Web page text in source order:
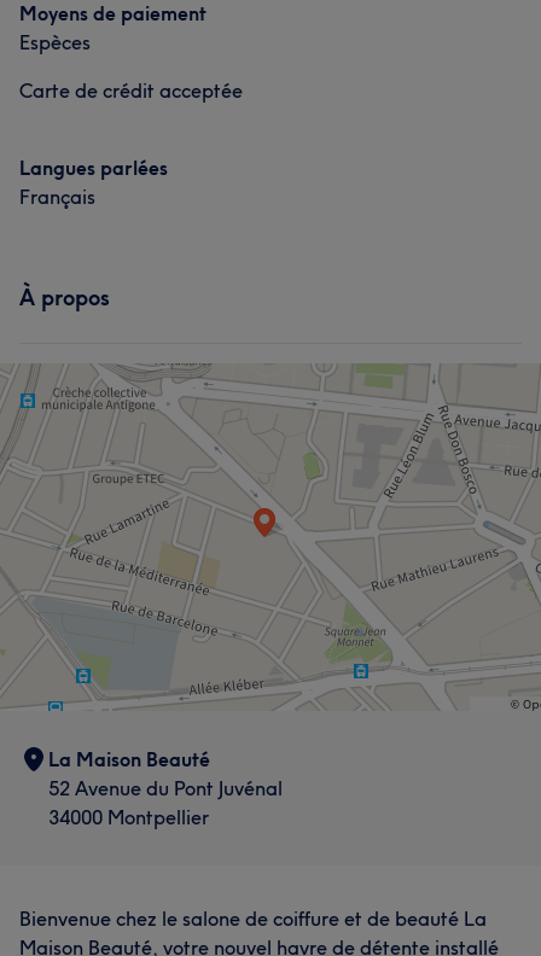
Moyens de paiement
Espèces
Carte de crédit acceptée
Langues parlées
Français
À propos
La Maison Beauté
52 Avenue du Pont Juvénal
34000 Montpellier
Bienvenue chez le salone de coiffure et de beauté La
Maison Beauté, votre nouvel havre de détente installé